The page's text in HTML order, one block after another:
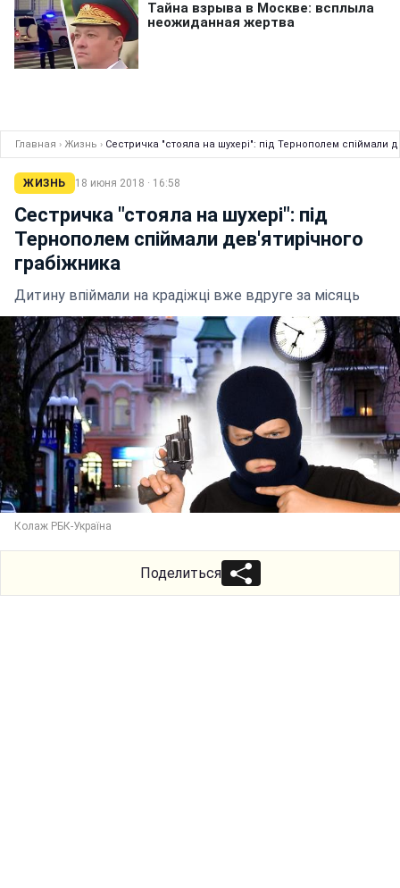
Главная › Жизнь › Сестричка "стояла на шухері": під Тернополем спіймали
ЖИЗНЬ 18 июня 2018 · 16:58
Сестричка "стояла на шухері": під
Тернополем спіймали дев'ятирічного
грабіжника
Дитину впіймали на крадіжці вже вдруге за місяць
Колаж РБК-Україна
Поделиться